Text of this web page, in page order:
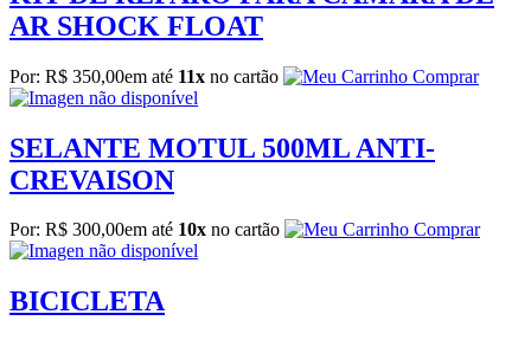
AR SHOCK FLOAT
Por: R$ 350,00em até 11x no cartão Comprar
SELANTE MOTUL 500ML ANTI-
CREVAISON
Por: R$ 300,00em até 10x no cartão Comprar
BICICLETA